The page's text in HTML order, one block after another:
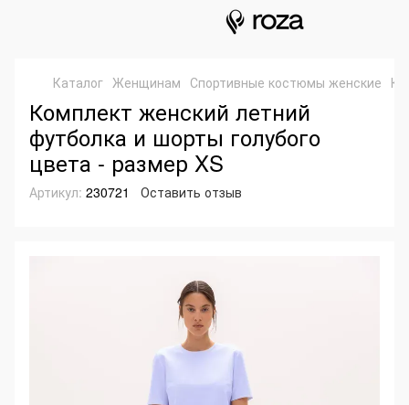
Каталог Женщинам Спортивные костюмы женские
Комплект женский летний
футболка и шорты голубого
цвета - размер XS
Артикул: 230721 Оставить отзыв